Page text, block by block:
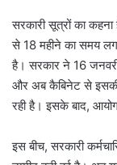
सरकारी सूत्रों का
से 18 महीने का समय
है। सरकार ने 16
और अब कैबिनेट से इसकी
रही है। इसके बाद,
इस बीच, सरकारी